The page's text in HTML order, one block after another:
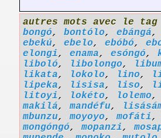
autres mots avec le
bongó, bontólo, ebángá,
ebekú, ebelo, ebóbó,
elongi, enama, esóngó,
liboló, libolongo,
likata, lokolo, lino,
lipeka, lisisa, liso,
litoyi, lokéto, lolemo,
makilá,mandéfu,
mbunzu,moyoyo,mofáti
mongóngó,mopanzi,